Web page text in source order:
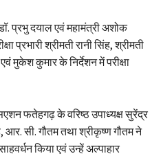
प्रभु दयाल एवं महामंत्री अशोक
प्रभारी श्रीमती रानी सिंह, श्रीमती
मुकेश कुमार के निर्देशन में परीक्षा
फतेहगढ़ के वरिष्ठ उपाध्यक्ष सुरेंद्र
आर. सी. गौतम तथा श्रीकृष्ण गौतम ने
किया एवं उन्हें अल्पाहार